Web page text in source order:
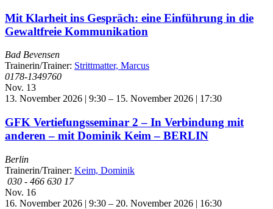
Mit Klarheit ins Gespräch: eine Einführung in die
Gewaltfreie Kommunikation
Bad Bevensen
Trainerin/Trainer: Strittmatter, Marcus
0178-1349760
Nov. 13
13. November 2026 | 9:30 – 15. November 2026 | 17:30
GFK Vertiefungsseminar 2 – In Verbindung mit
anderen – mit Dominik Keim – BERLIN
Berlin
Trainerin/Trainer: Keim, Dominik
030 - 466 630 17
Nov. 16
16. November 2026 | 9:30 – 20. November 2026 | 16:30